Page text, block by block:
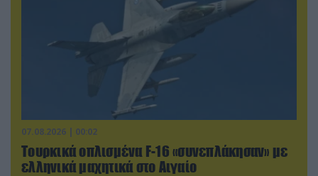
07.08.2026 | 00:02
Τουρκικά οπλισμένα F-16 «συνεπλάκησαν» με
ελληνικά μαχητικά στο Αιγαίο